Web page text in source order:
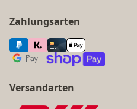
Zahlungsarten
Versandarten